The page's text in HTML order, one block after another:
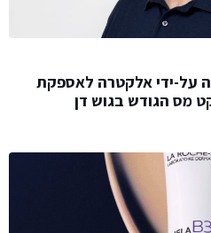
על-ידי אלקטרה לאספקת
מס הגודש בגוש דן